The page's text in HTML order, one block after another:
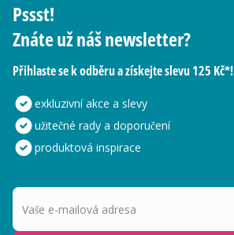
Pssst!
Znáte už náš newsletter?
Přihlaste se k odběru a získejte slevu 125 Kč*!
exkluzivní akce a slevy
užitečné rady a doporučení
produktová inspirace
Vaše e-mailová adresa